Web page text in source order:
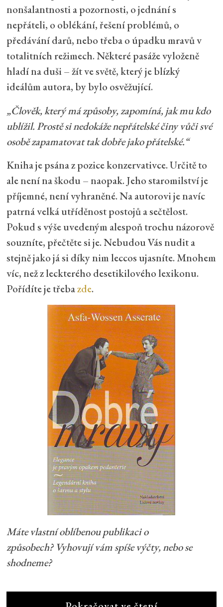
nonšalantnosti a pozornosti, o jednání s
nepřáteli, o oblékání, řešení problémů, o
předávání darů, nebo třeba o úpadku mravů v
totalitních režimech. Některé pasáže vyloženě
hladí na duši – žít ve světě, který je blízký
ideálům autora, by bylo osvěžující.
„Člověk, který má způsoby, zapomíná, jak mu kdo
ublížil. Prostě si nedokáže nepřátelské činy vůči své
osobě zapamatovat tak dobře jako přátelské.“
Kniha je psána z pozice konzervativce. Určitě to
ale není na škodu – naopak. Jeho staromilství je
příjemné, není vyhraněné. Na autorovi je navíc
patrná velká utříděnost postojů a sečtělost.
Pokud s výše uvedeným alespoň trochu názorově
souzníte, přečtěte si je. Nebudou Vás nudit a
stejně jako já si díky nim leccos ujasníte. Mnohem
víc, než z leckterého desetikilového lexikonu.
Pořídíte je třebazde.
Máte vlastní oblíbenou publikaci o
způsobech? Vyhovují vám spíše výčty, nebo se
shodneme?